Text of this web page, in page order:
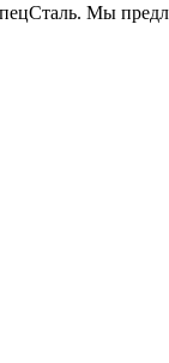
Мы